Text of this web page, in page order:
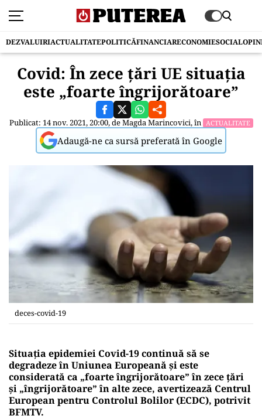
DEZVALUIRIACTUALITATEPOLITICĂFINANCIARECONOMIESOCIAL
Covid: În zece țări UE situația
este „foarte îngrijorătoare”
Publicat: 14 nov. 2021, 20:00, deMagda Marincovici, în ACTUALITATE
Adaugă-ne ca sursă preferată în Google
deces-covid-19
Situația epidemiei Covid-19 continuă să se
degradeze în Uniunea Europeană și este
considerată ca „foarte îngrijorătoare” în zece țări
și „îngrijorătoare” în alte zece, avertizează Centrul
European pentru Controlul Bolilor (ECDC), potrivit
BFMTV.